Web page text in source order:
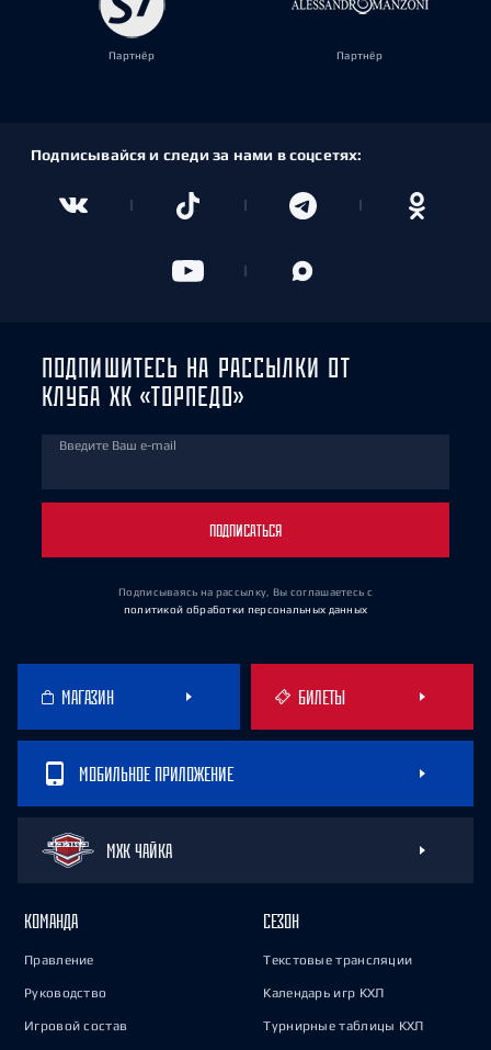
Партнёр Партнёр
Подписывайся и следи за нами в соцсетях:
ПОДПИШИТЕСЬ НА РАССЫЛКИ ОТ
КЛУБА ХК «ТОРПЕДО»
Введите Ваш e-mail
ПОДПИСАТЬСЯ
Подписываясь на рассылку, Вы соглашаетесь с
политикой обработки персональных данных
МАГАЗИН БИЛЕТЫ
МОБИЛЬНОЕ ПРИЛОЖЕНИЕ
МХК ЧАЙКА
КОМАНДА
Правление
Руководство
Игровой состав
СЕЗОН
Текстовые трансляции
Календарь игр КХЛ
Турнирные таблицы КХЛ